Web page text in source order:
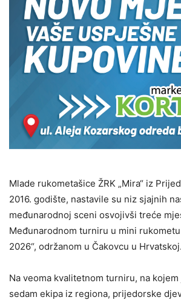
Mlade rukometašice ŽRK „Mira“ iz
2016. godište, nastavile su niz sjajnih
međunarodnoj sceni osvojivši treće
Međunarodnom turniru u mini
2026“, održanom u Čakovcu u Hrvatskoj.
Na veoma kvalitetnom turniru, na
sedam ekipa iz regiona, prijedorske